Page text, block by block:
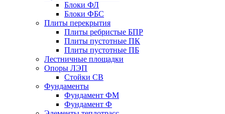
Блоки ФЛ
Блоки ФБС
Плиты перекрытия
Плиты ребристые БПР
Плиты пустотные ПК
Плиты пустотные ПБ
Лестничные площадки
Опоры ЛЭП
Стойки СВ
Фундаменты
Фyндамент ФМ
Фyндамент Ф